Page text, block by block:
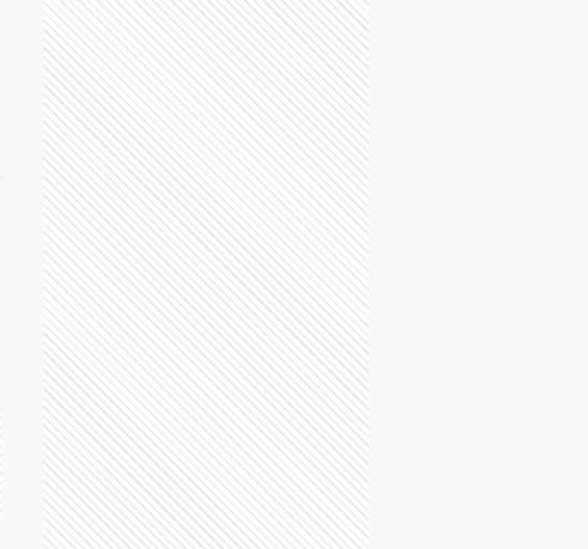
LD Lomas de Zamora
T Tigre